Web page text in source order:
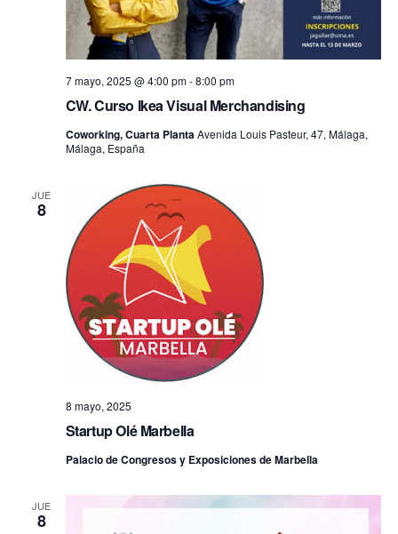
CW. Curso Ikea Visual Merchandising
7 mayo, 2025 @ 4:00 pm-8:00 pm
Coworking, Cuarta PlantaAvenida Louis Pasteur, 47, Málaga,
Málaga, España
JUE
8
Startup Olé Marbella
8 mayo, 2025
Palacio de Congresos y Exposiciones de Marbella
JUE
8